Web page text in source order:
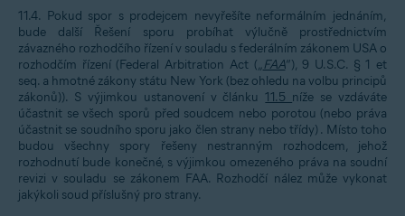
11.4. Pokud spor s prodejcem nevyřešíte neformálním jednáním,
bude další Řešení sporu probíhat výlučně prostřednictvím
závazného rozhodčího řízení v souladu s federálním zákonem USA o
rozhodčím řízení (Federal Arbitration Act („FAA“), 9 U.S.C. § 1 et
seq. a hmotné zákony státu New York (bez ohledu na volbu principů
zákonů)). S výjimkou ustanovení v článku 11.5 níže se vzdáváte
účastnit se všech sporů před soudcem nebo porotou (nebo práva
účastnit se soudního sporu jako člen strany nebo třídy) . Místo toho
budou všechny spory řešeny nestranným rozhodcem, jehož
rozhodnutí bude konečné, s výjimkou omezeného práva na soudní
revizi v souladu se zákonem FAA. Rozhodčí nález může vykonat
jakýkoli soud příslušný pro strany.